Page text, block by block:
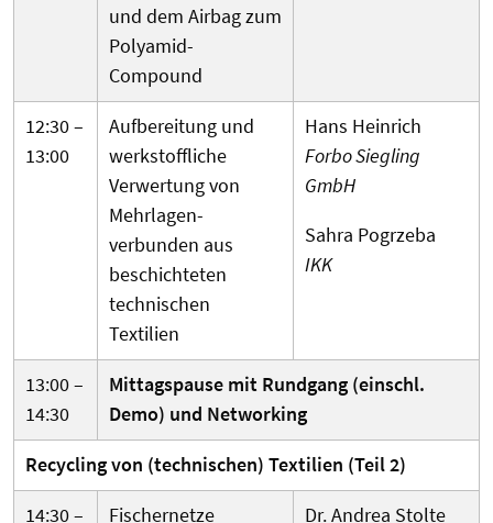
und dem Airbag zum
Polyamid-
Compound
12:30 –
13:00
Aufbereitung und
werk­stoffliche
Verwertung von
Mehr­lagen­
verbunden aus
beschichteten
technischen
Textilien
Hans Heinrich
Forbo Siegling
GmbH
Sahra Pogrzeba
IKK
13:00 –
14:30
Mittagspause mit Rundgang (einschl.
Demo) und Networking
Recycling von (technischen) Textilien (Teil 2)
14:30 –
Fischer­netze Dr. Andrea Stolte